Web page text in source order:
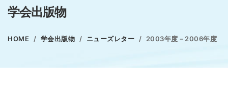
学会出版物
HOME 学会出版物 ニューズレター 2003年度－2006年度